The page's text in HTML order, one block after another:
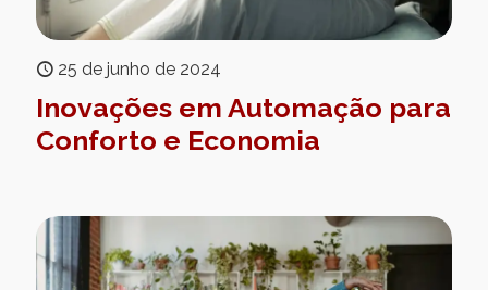
25 de junho de 2024
Inovações em Automação para
Conforto e Economia